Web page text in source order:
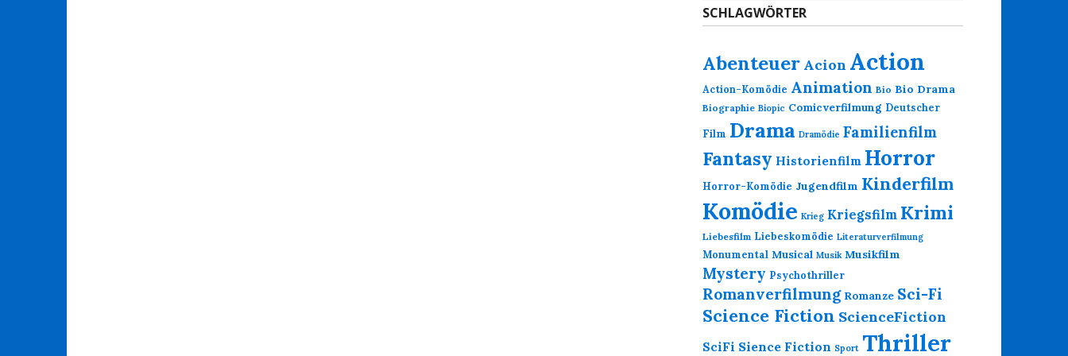
SCHLAGWÖRTER
Abenteuer Acion Action
Action-Komödie Animation Bio Bio Drama
Biographie Biopic Comicverfilmung Deutscher
Film Drama Dramödie Familienfilm
Fantasy Historienfilm Horror
Horror-Komödie Jugendfilm Kinderfilm
Komödie Krieg Kriegsfilm Krimi
Liebesfilm Liebeskomödie Literaturverfilmung
Monumental Musical Musik Musikfilm
Mystery Psychothriller
Romanverfilmung Romanze Sci-Fi
Science Fiction ScienceFiction
SciFi Sience Fiction Sport Thriller